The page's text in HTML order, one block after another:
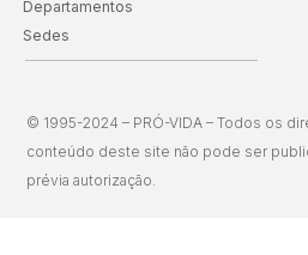
Departamentos
Sedes
© 1995-2024 – PRÓ-VIDA – Todos os
conteúdo deste site não pode ser
prévia autorização.